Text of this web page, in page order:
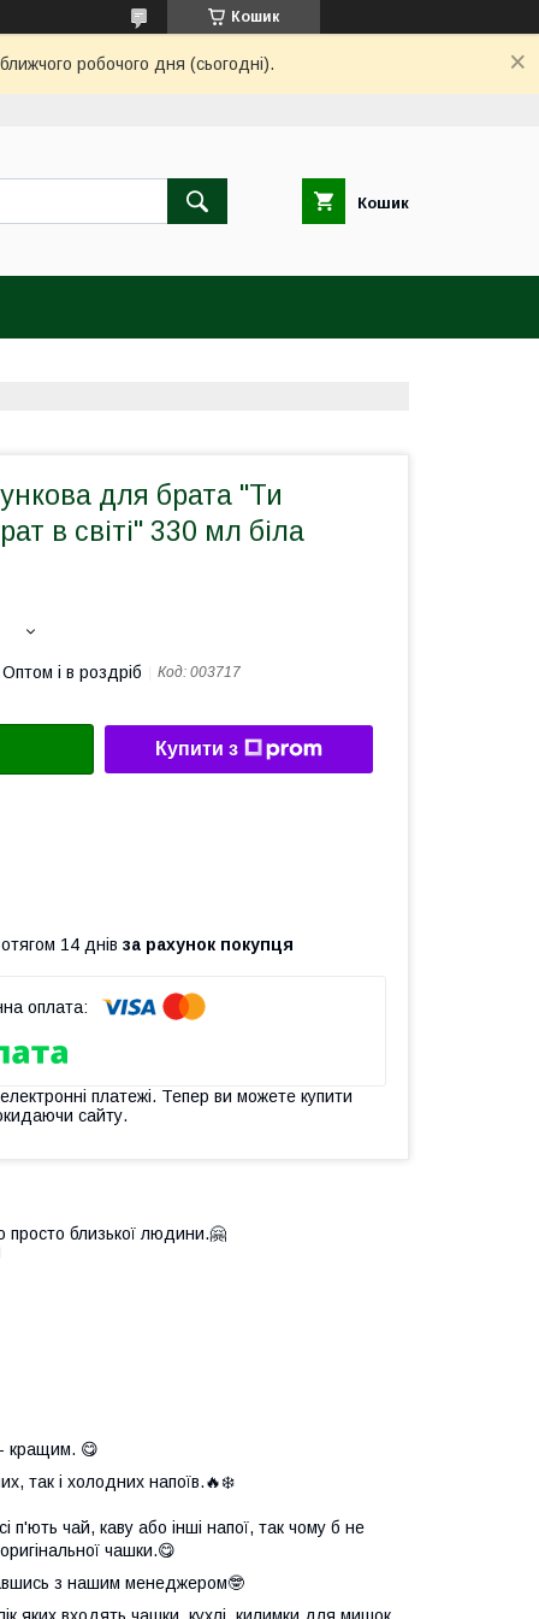
Кошик
робочого дня (сьогодні).
Кошик
для брата "Ти
в світі" 330 мл біла
Оптом і в роздріб Код: 003717
Купити з
14 днів за рахунок покупця
платежі. Тепер ви можете купити
сайту.
близької людини.🤗
кращим. 😋
так і холодних напоїв.🔥❄️
чай, каву або інші напої, так чому б не
чашки.😋
з нашим менеджером🤓
яких входять чашки, кухлі, килимки для мишок,